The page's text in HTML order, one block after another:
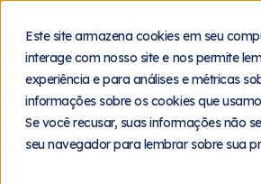
Este site armazena cookies em seu
interage com nosso site e nos permite
experiência e para análises e métricas
informações sobre os cookies que
Se você recusar, suas informações não
seu navegador para lembrar sobre sua
Blog